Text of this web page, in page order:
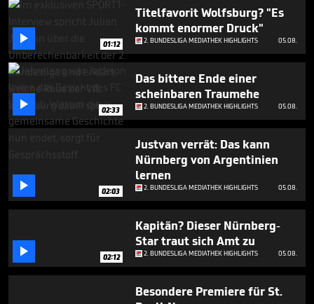
1
40
seconds
 01:12
Titelfavorit Wolfsburg? "Es
kommt enormer Druck"
2. BUNDESLIGA MEDIATHEK HIGHLIGHTS 05.08.
 02:33
Das bittere Ende einer
scheinbaren Traumehe
2. BUNDESLIGA MEDIATHEK HIGHLIGHTS 05.08.
 02:03
Justvan verrät: Das kann
Nürnberg von Argentinien
lernen
2. BUNDESLIGA MEDIATHEK HIGHLIGHTS 05.08.
 02:12
Kapitän? Dieser Nürnberg-
Star traut sich Amt zu
2. BUNDESLIGA MEDIATHEK HIGHLIGHTS 05.08.
Besondere Premiere für St.